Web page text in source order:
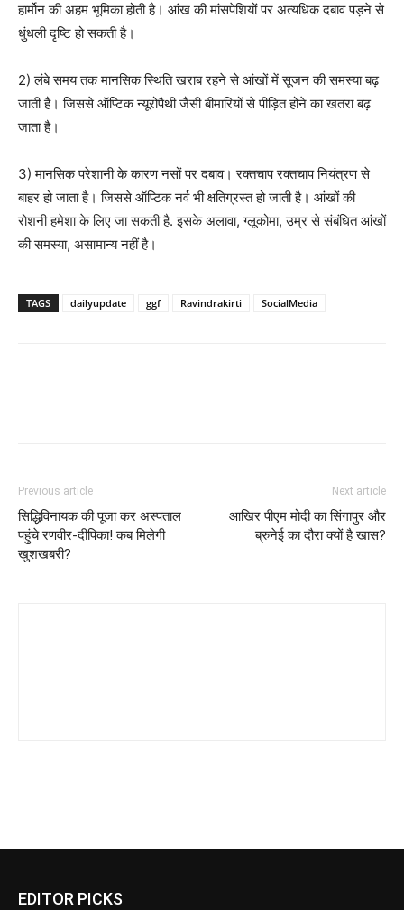
हार्मोन की अहम भूमिका होती है। आंख की मांसपेशियों पर अत्यधिक दबाव पड़ने से
धुंधली दृष्टि हो सकती है।
2) लंबे समय तक मानसिक स्थिति खराब रहने से आंखों में सूजन की समस्या बढ़
जाती है। जिससे ऑप्टिक न्यूरोपैथी जैसी बीमारियों से पीड़ित होने का खतरा बढ़
जाता है।
3) मानसिक परेशानी के कारण नसों पर दबाव। रक्तचाप रक्तचाप नियंत्रण से
बाहर हो जाता है। जिससे ऑप्टिक नर्व भी क्षतिग्रस्त हो जाती है। आंखों की
रोशनी हमेशा के लिए जा सकती है. इसके अलावा, ग्लूकोमा, उम्र से संबंधित आंखों
की समस्या, असामान्य नहीं है।
TAGS dailyupdate ggf Ravindrakirti SocialMedia
Previous article
सिद्धिविनायक की पूजा कर अस्पताल
पहुंचे रणवीर-दीपिका! कब मिलेगी
खुशखबरी?
Next article
आखिर पीएम मोदी का सिंगापुर और
ब्रुनेई का दौरा क्यों है खास?
EDITOR PICKS